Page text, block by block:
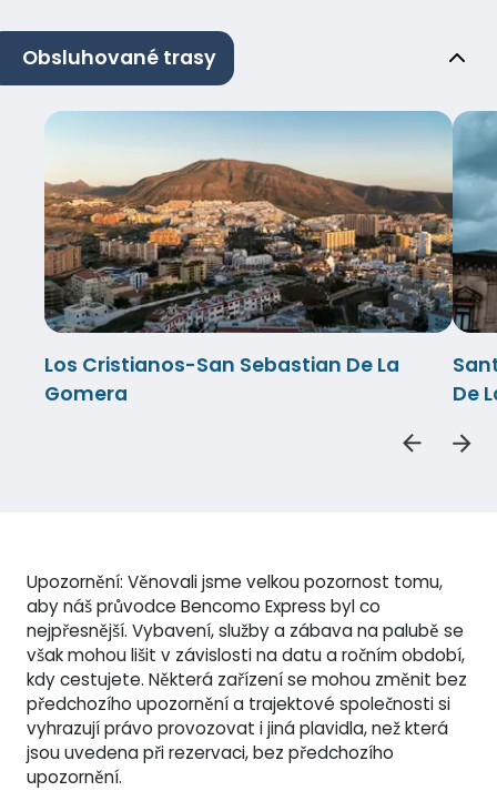
Obsluhované trasy
Los Cristianos-San Sebastian De La
Gomera
De
Upozornění: Věnovali jsme velkou pozornost tomu,
aby náš průvodce Bencomo Express byl co
nejpřesnější. Vybavení, služby a zábava na palubě se
však mohou lišit v závislosti na datu a ročním období,
kdy cestujete. Některá zařízení se mohou změnit bez
předchozího upozornění a trajektové společnosti si
vyhrazují právo provozovat i jiná plavidla, než která
jsou uvedena při rezervaci, bez předchozího
upozornění.